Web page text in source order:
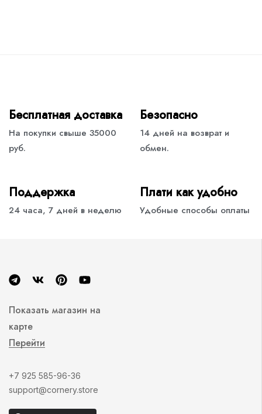
Бесплатная доставка
На покупки свыше 35000
руб.
Безопасно
14 дней на возврат и
обмен.
Поддержка
24 часа, 7 дней в неделю
Плати как удобно
Удобные способы оплаты
Показать магазин на
карте
Перейти
+7 925 585-96-36
support@cornery.store